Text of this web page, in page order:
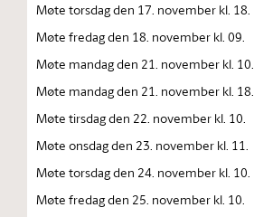
Møte torsdag den 17. november kl. 18.
Møte fredag den 18. november kl. 09.
Møte mandag den 21. november kl. 10.
Møte mandag den 21. november kl. 18.
Møte tirsdag den 22. november kl. 10.
Møte onsdag den 23. november kl. 11.
Møte torsdag den 24. november kl. 10.
Møte fredag den 25. november kl. 10.